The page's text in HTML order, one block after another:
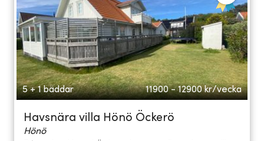
5 + 1 bäddar 11900 - 12900 kr/vecka
Havsnära villa Hönö Öckerö
Hönö